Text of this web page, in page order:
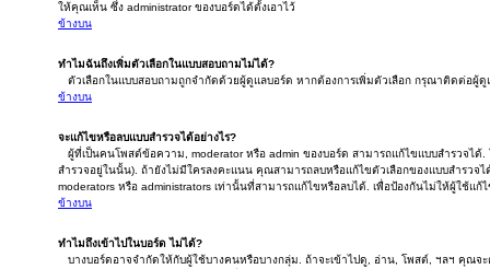
ให้คุณเห็น ซึ่ง administrator ของบอร์ดได้ตั้งเอาไว้
ข้างบน
ทำไมฉันถึงเพิ่มตัวเลือกในแบบสอบถามไม่ได้?
ตัวเลือกในแบบสอบถามถูกจำกัดด้วยผู้ดูแลบอร์ด หากต้องการเพิ่มตัวเลือก กรุณาติดต่อผู้ดู
ข้างบน
จะแก้ไขหรือลบแบบสำรวจได้อย่างไร?
ผู้ที่เป็นคนโพสต์ข้อความ, moderator หรือ admin ของบอร์ด สามารถแก้ไขแบบสำรวจไ
สำรวจอยู่ในนั้น). ถ้ายังไม่มีใครลงคะแนน คุณสามารถลบหรือแก้ไขตัวเลือกของแบบสำรวจ
moderators หรือ administrators เท่านั้นที่สามารถแก้ไขหรือลบได้. เพื่อป้องกันไม่ให้ผู้ใช้แก้
ข้างบน
ทำไมถึงเข้าไปในบอร์ด ไม่ได้?
บางบอร์ดอาจจำกัดให้กับผู้ใช้บางคนหรือบางกลุ่ม. ถ้าจะเข้าไปดู, อ่าน, โพสต์, ฯลฯ คุณจ